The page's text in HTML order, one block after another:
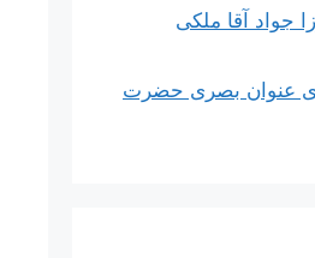
جواد آقا ملکی
عنوان بصری حضرت